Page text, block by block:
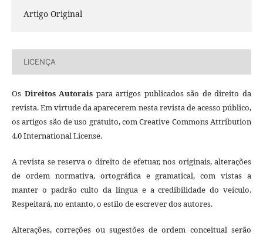
Artigo Original
LICENÇA
Os Direitos Autorais para artigos publicados são de direito da
revista. Em virtude da aparecerem nesta revista de acesso público,
os artigos são de uso gratuito, com Creative Commons Attribution
4.0 International License.
A revista se reserva o direito de efetuar, nos originais, alterações
de ordem normativa, ortográfica e gramatical, com vistas a
manter o padrão culto da língua e a credibilidade do veículo.
Respeitará, no entanto, o estilo de escrever dos autores.
Alterações, correções ou sugestões de ordem conceitual serão